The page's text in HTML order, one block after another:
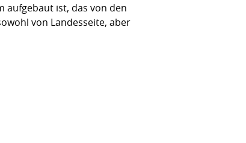
aufgebaut ist, das von den
von Landesseite, aber